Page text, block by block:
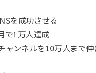
を成功させる
1万人達成
ンネルを10万人まで伸